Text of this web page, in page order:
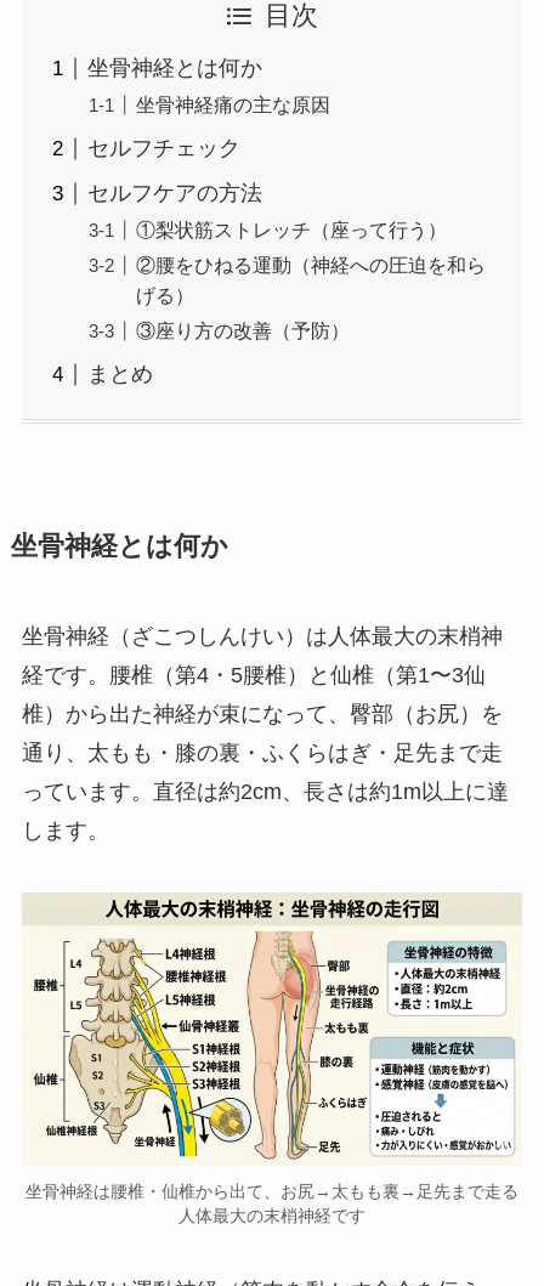
目次
坐骨神経とは何か
坐骨神経痛の主な原因
セルフチェック
セルフケアの方法
①梨状筋ストレッチ（座って行う）
②腰をひねる運動（神経への圧迫を和ら
げる）
③座り方の改善（予防）
まとめ
坐骨神経とは何か
坐骨神経（ざこつしんけい）は人体最大の末梢神
経です。腰椎（第4・5腰椎）と仙椎（第1〜3仙
椎）から出た神経が束になって、臀部（お尻）を
通り、太もも・膝の裏・ふくらはぎ・足先まで走
っています。直径は約2cm、長さは約1m以上に達
します。
坐骨神経は腰椎・仙椎から出て、お尻→太もも裏→足先まで走る
人体最大の末梢神経です